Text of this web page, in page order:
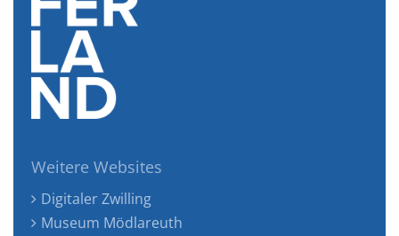
Weitere Websites
Digitaler Zwilling
Museum Mödlareuth